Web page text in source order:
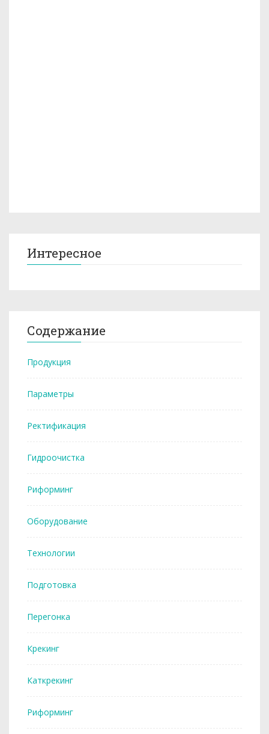
Интересное
Содержание
Продукция
Параметры
Ректификация
Гидроочистка
Риформинг
Оборудование
Технологии
Подготовка
Перегонка
Крекинг
Каткрекинг
Риформинг